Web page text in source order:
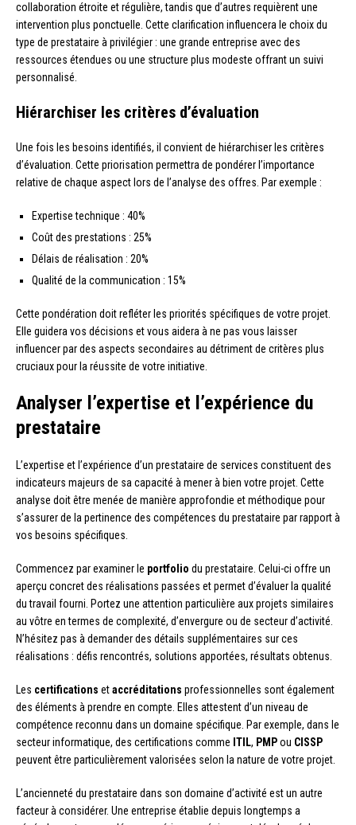
collaboration étroite et régulière, tandis que d’autres requièrent une
intervention plus ponctuelle. Cette clarification influencera le choix du
type de prestataire à privilégier : une grande entreprise avec des
ressources étendues ou une structure plus modeste offrant un suivi
personnalisé.
Hiérarchiser les critères d’évaluation
Une fois les besoins identifiés, il convient de hiérarchiser les critères
d’évaluation. Cette priorisation permettra de pondérer l’importance
relative de chaque aspect lors de l’analyse des offres. Par exemple :
Expertise technique : 40%
Coût des prestations : 25%
Délais de réalisation : 20%
Qualité de la communication : 15%
Cette pondération doit refléter les priorités spécifiques de votre projet.
Elle guidera vos décisions et vous aidera à ne pas vous laisser
influencer par des aspects secondaires au détriment de critères plus
cruciaux pour la réussite de votre initiative.
Analyser l’expertise et l’expérience du
prestataire
L’expertise et l’expérience d’un prestataire de services constituent des
indicateurs majeurs de sa capacité à mener à bien votre projet. Cette
analyse doit être menée de manière approfondie et méthodique pour
s’assurer de la pertinence des compétences du prestataire par rapport à
vos besoins spécifiques.
Commencez par examiner le portfolio du prestataire. Celui-ci offre un
aperçu concret des réalisations passées et permet d’évaluer la qualité
du travail fourni. Portez une attention particulière aux projets similaires
au vôtre en termes de complexité, d’envergure ou de secteur d’activité.
N’hésitez pas à demander des détails supplémentaires sur ces
réalisations : défis rencontrés, solutions apportées, résultats obtenus.
Les certifications etaccréditations professionnelles sont également
des éléments à prendre en compte. Elles attestent d’un niveau de
compétence reconnu dans un domaine spécifique. Par exemple, dans le
secteur informatique, des certifications comme ITIL, PMPou CISSP
peuvent être particulièrement valorisées selon la nature de votre projet.
L’ancienneté du prestataire dans son domaine d’activité est un autre
facteur à considérer. Une entreprise établie depuis longtemps a